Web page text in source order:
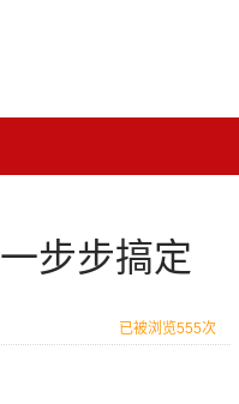
步步搞定
已被浏览555次